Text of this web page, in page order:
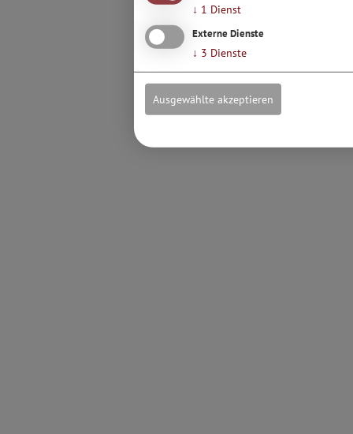
↓ 1 Dienst
Externe Dienste
↓ 3 Dienste
Ausgewählte akzeptieren